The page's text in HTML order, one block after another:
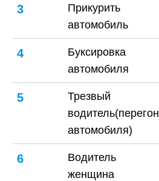
3
Прикурить
автомобиль
4
Буксировка
автомобиля
5
Трезвый
водитель(перегон
автомобиля)
6
Водитель
женщина